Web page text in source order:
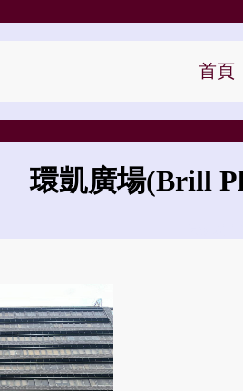
首頁
環凱廣場(Brill